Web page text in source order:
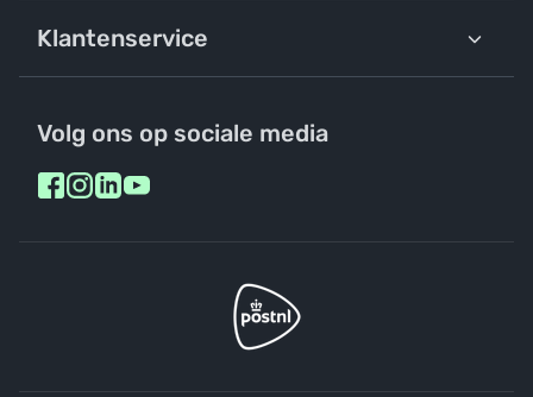
Klantenservice
Volg ons op sociale media